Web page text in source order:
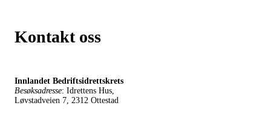
Kontakt oss
Innlandet Bedriftsidrettskrets
Besøksadresse: Idrettens Hus,
Løvstadveien 7, 2312 Ottestad